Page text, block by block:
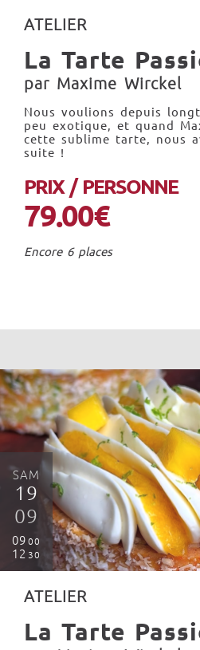
ATELIER
La Tarte
par Maxime Wirckel
Nous voulions depuis
peu exotique, et quand
cette sublime tarte, nous
suite !
PRIX / PERSONNE
79.00€
Encore 6 places
SAM
19
09
09 00
12 30
ATELIER
La Tarte